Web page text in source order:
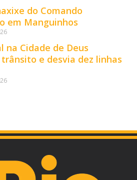
do Comando
em Manguinhos
na Cidade de Deus
e desvia dez linhas